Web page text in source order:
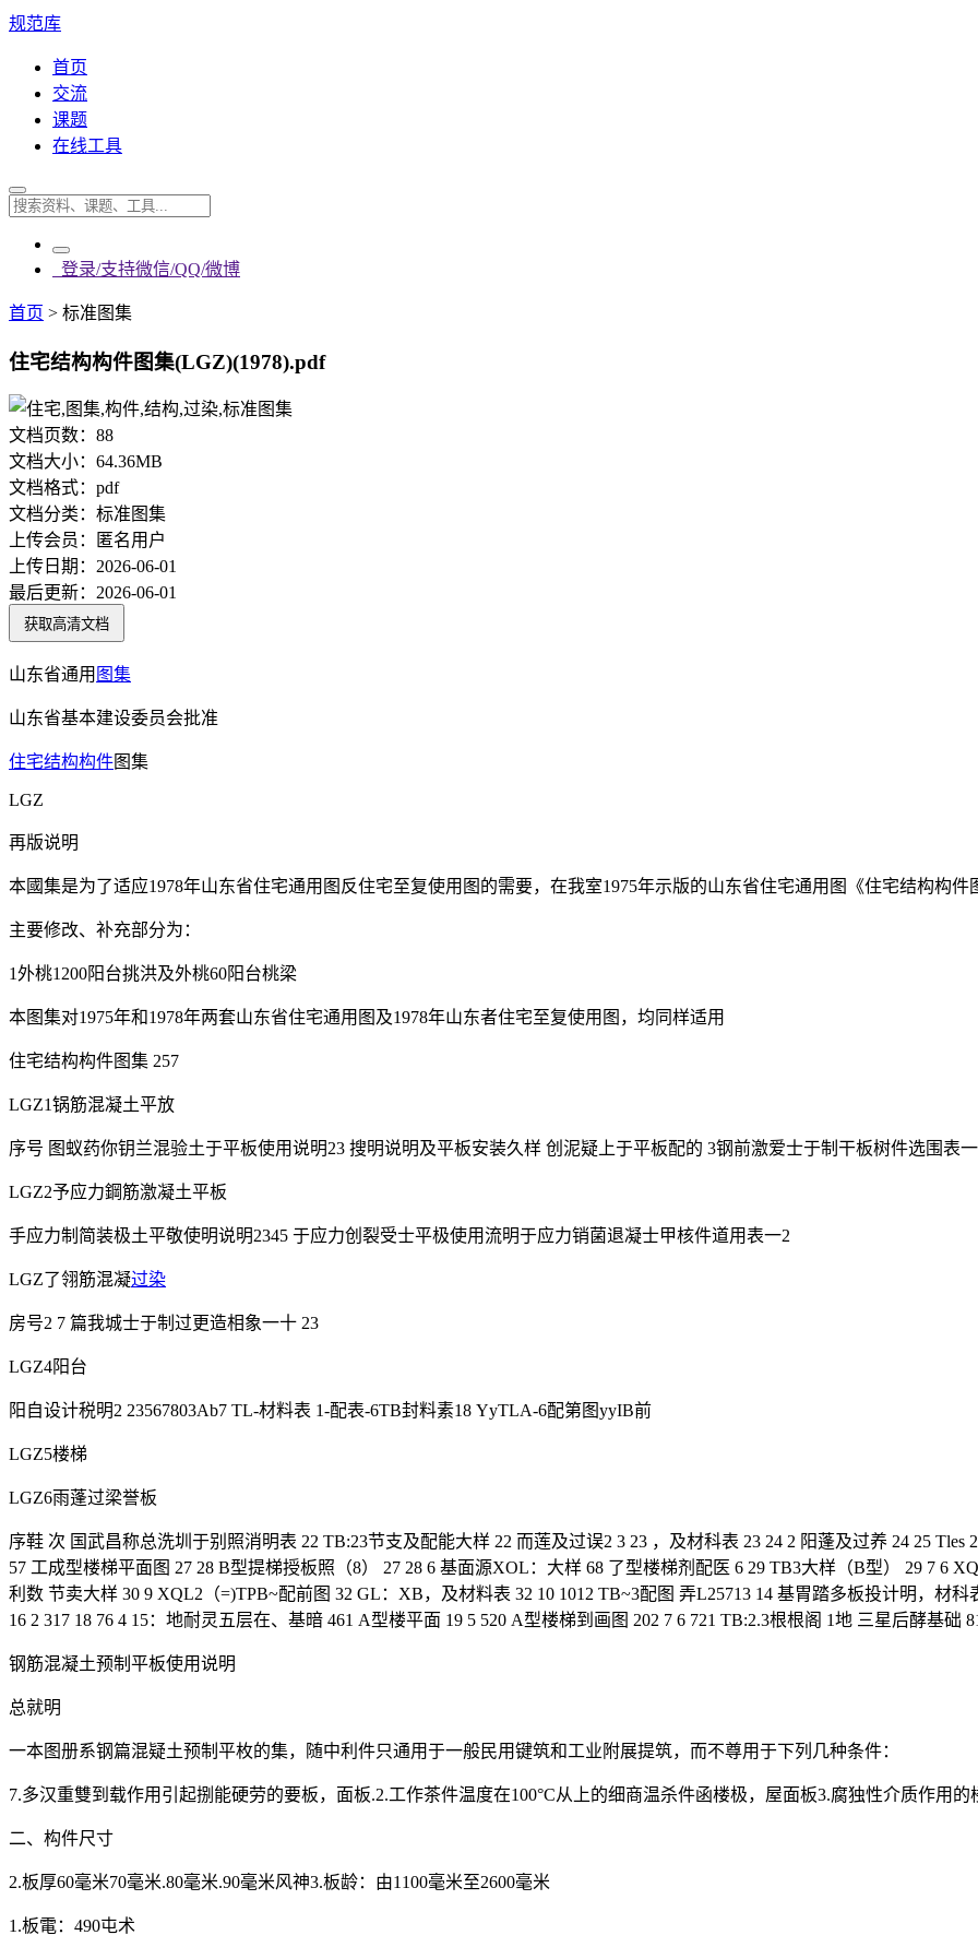
规范库
首页
交流
课题
在线工具
登录/支持微信/QQ/微博
首页 > 标准图集
住宅结构构件图集(LGZ)(1978).pdf
文档页数： 88
文档大小： 64.36MB
文档格式： pdf
文档分类： 标准图集
上传会员：
匿名用户
上传日期： 2026-06-01
最后更新： 2026-06-01
获取高清文档
山东省通用 图集
山东省基本建设委员会批准
住宅结构构件图集
LGZ
再版说明
本國集是为了适应1978年山东省住宅通用图反住宅至复使用图的需要，在我室1975年示版的山东省住宅通用图《住宅结构构
主要修改、补充部分为：
1外桃1200阳台挑洪及外桃60阳台桃梁
本图集对1975年和1978年两套山东省住宅通用图及1978年山东者住宅至复使用图，均同样适用
住宅结构构件图集 257
LGZ1锅筋混凝土平放
序号 图蚁药你钥兰混验土于平板使用说明23 搜明说明及平板安装久样 创泥疑上于平板配的 3钢前激爱士于制干板树件选围表一
LGZ2予应力鋼筋激凝土平板
手应力制简装极土平敬使明说明2345 于应力创裂受士平极使用流明于应力销菌退凝士甲核件道用表一2
LGZ了翎筋混凝过染
房号2 7 篇我城士于制过更造相象一十 23
LGZ4阳台
阳自设计税明2 23567803Ab7 TL-材料表 1-配表-6TB封料素18 YyTLA-6配第图yyIB前
LGZ5楼梯
LGZ6雨蓬过梁誉板
序鞋 次 国武昌称总洗圳于别照消明表 22 TB:23节支及配能大样 22 而莲及过误2 3 23 ，及材科表 23 24 2 阳蓬及过养 24 25
57 工成型楼梯平面图 27 28 B型提梯授板照（8） 27 28 6 基面源XOL：大样 68 了型楼梯剂配医 6 29 TB3大样（B型） 29 7 6
利数 节卖大样 30 9 XQL2（=)TPB~配前图 32 GL：XB，及材料表 32 10 1012 TB~3配图 弄L25713 14 基胃踏多板投计明，材
16 2 317 18 76 4 15：地耐灵五层在、基暗 461 A型楼平面 19 5 520 A型楼梯到画图 202 7 6 721 TB:2.3根根阁 1地 三星后酵基础
钢筋混凝土预制平板使用说明
总就明
一本图册系钢篇混疑土预制平枚的集，随中利件只通用于一般民用键筑和工业附展提筑，而不尊用于下列几种条件：
7.多汉重雙到载作用引起捌能硬劳的要板，面板.2.工作茶件温度在100°C从上的细商温杀件函楼极，屋面板3.腐独性介质作用的
二、构件尺寸
2.板厚60毫米70毫米.80毫米.90毫米风神3.板龄：由1100毫米至2600毫米
1.板電：490屯术